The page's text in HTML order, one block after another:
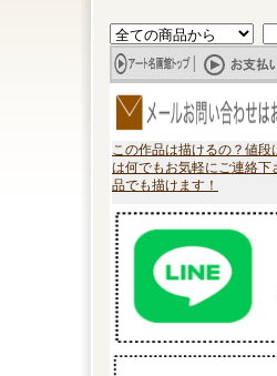
この作品は描けるの？値段
は何でもお気軽にご連絡下
品でも描けます！